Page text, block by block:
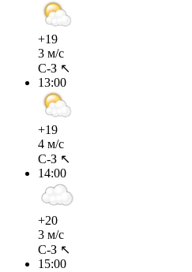
+19
3 м/с
С-З ↖
13:00
+19
4 м/с
С-З ↖
14:00
+20
3 м/с
С-З ↖
15:00